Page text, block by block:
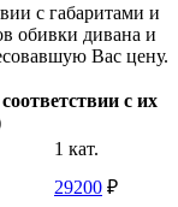
с габаритами и
обивки дивана и
Вас цену.
с их
1 кат.
29200 ₽